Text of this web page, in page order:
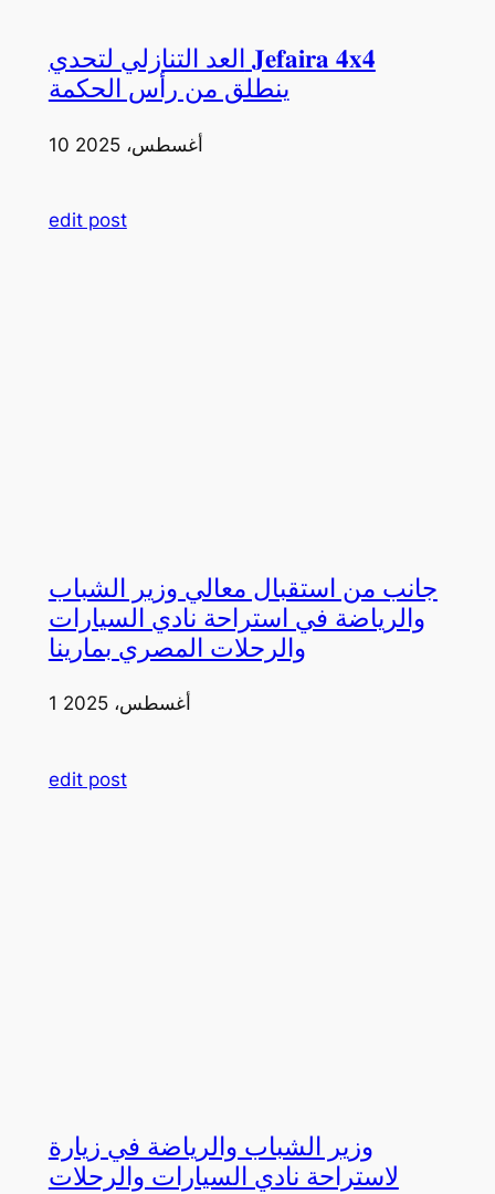
العد التنازلي لتحدي 𝐉𝐞𝐟𝐚𝐢𝐫𝐚 𝟒𝐱𝟒
ينطلق من رأس الحكمة
10 أغسطس، 2025
edit post
جانب من استقبال معالي وزير الشباب
والرياضة في استراحة نادي السيارات
والرحلات المصري بمارينا
1 أغسطس، 2025
edit post
وزير الشباب والرياضة في زيارة
لاستراحة نادي السيارات والرحلات